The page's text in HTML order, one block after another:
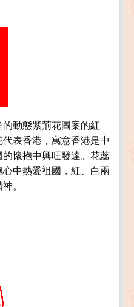
動態紫荊花圖案的紅
表香港，寓意香港是中
懷抱中興旺發達。花蕊
中熱愛祖國，紅、白兩
。